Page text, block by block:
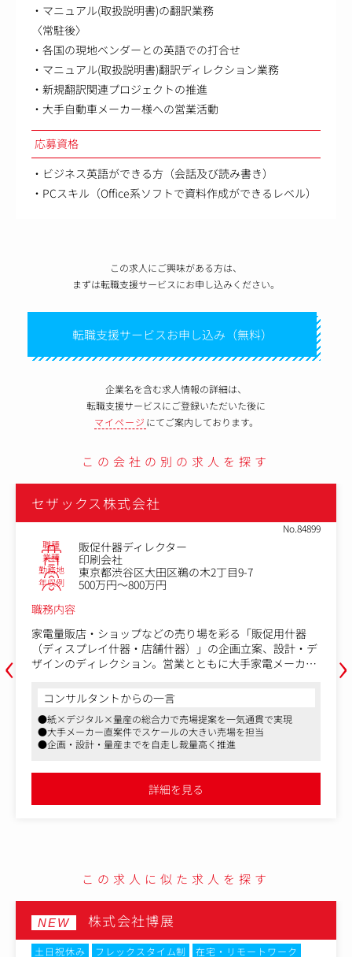
・マニュアル(取扱説明書)の翻訳業務
〈常駐後〉
・各国の現地ベンダーとの英語での打合せ
・マニュアル(取扱説明書)翻訳ディレクション業務
・新規翻訳関連プロジェクトの推進
・大手自動車メーカー様への営業活動
応募資格
・ビジネス英語ができる方（会話及び読み書き）
・PCスキル（Office系ソフトで資料作成ができるレベル）
この求人にご興味がある方は、
まずは転職支援サービスにお申し込みください。
転職支援サービスお申し込み（無料）
企業名を含む求人情報の詳細は、
転職支援サービスにご登録いただいた後に
マイページ にてご案内しております。
この会社の別の求人を探す
‹
セザックス株式会社
No.84899
職種 販促什器ディレクター
業種 印刷会社
勤務地 東京都渋谷区大田区鵜の木2丁目9-7
年収例
500万円～800万円
職務内容
家電量販店・ショップなどの売り場を彩る「販促用什器
（ディスプレイ什器・店舗什器）」の企画立案、設計・デ
ザインのディレクション。営業とともに大手家電メーカー
ら、什器の企画提案・設計・デザイン、量産まで一連のデ
ィレクションを担当。営業や社内のクリエイティブ部門と
も連携しながらプロジェクトを推進します。
〈具体例〉
・営業との連携による顧客ヒアリング・什器企画・提案
コンサルタントからの一言
●紙×デジタル×量産の総合力で売場提案を一気通貫で実現
●大手メーカー直案件でスケールの大きい売場を担当
●企画・設計・量産までを自走し裁量高く推進
詳細を見る
›
この求人に似た求人を探す
NEW 株式会社博展
土日祝休み フレックスタイム制 在宅・リモートワーク